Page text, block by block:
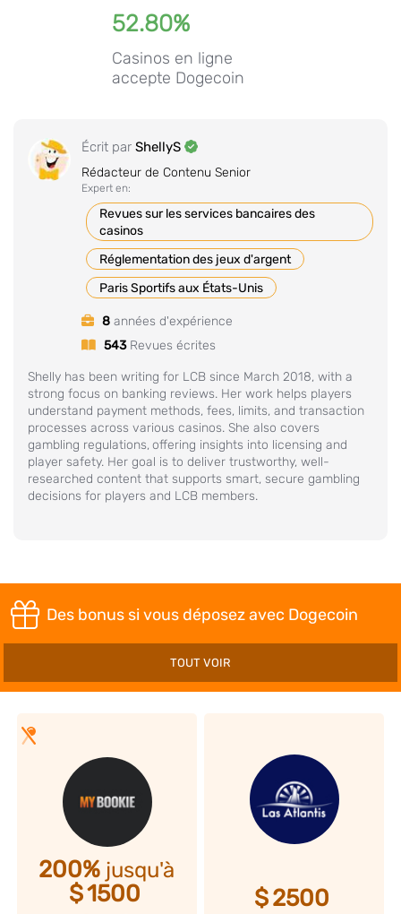
52.80%
Casinos en ligne
accepte Dogecoin
Écrit par ShellyS
Rédacteur de Contenu Senior
Expert en:
Revues sur les services bancaires des
casinos
Réglementation des jeux d'argent
Paris Sportifs aux États-Unis
8années d'expérience
543Revues écrites
Shelly has been writing for LCB since March 2018, with a
strong focus on banking reviews. Her work helps players
understand payment methods, fees, limits, and transaction
processes across various casinos. She also covers
gambling regulations, offering insights into licensing and
player safety. Her goal is to deliver trustworthy, well-
researched content that supports smart, secure gambling
decisions for players and LCB members.
Des bonus si vous déposez avec Dogecoin
TOUT VOIR
200% jusqu'à
$1500 $2500